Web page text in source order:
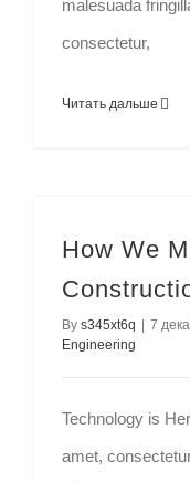
malesuada
consectetur,
Читать дальше
How We
By s345xt6q | 7
Engineering
Technology is
amet,